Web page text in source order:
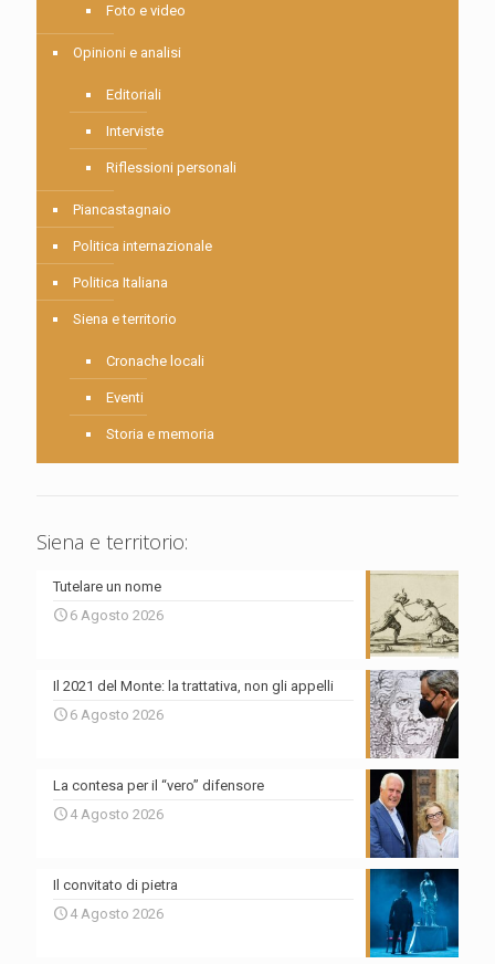
Foto e video
Opinioni e analisi
Editoriali
Interviste
Riflessioni personali
Piancastagnaio
Politica internazionale
Politica Italiana
Siena e territorio
Cronache locali
Eventi
Storia e memoria
Siena e territorio:
Tutelare un nome
6 Agosto 2026
Il 2021 del Monte: la trattativa, non gli appelli
6 Agosto 2026
La contesa per il “vero” difensore
4 Agosto 2026
Il convitato di pietra
4 Agosto 2026